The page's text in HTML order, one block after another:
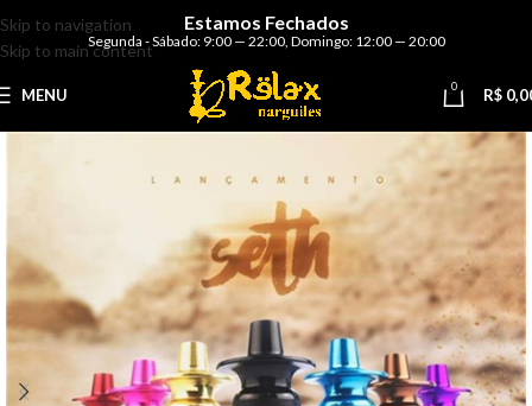
Skip to navigation
Skip to main content
Estamos Fechados
Segunda - Sábado: 9:00 — 22:00, Domingo: 12:00 — 20:00
MENU 0 R$